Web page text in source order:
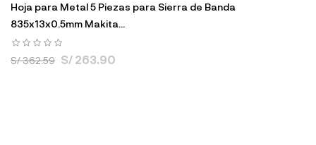
Hoja para Metal 5 Piezas para Sierra de Banda
835x13x0.5mm Makita...
S/ 362.59 S/ 263.90